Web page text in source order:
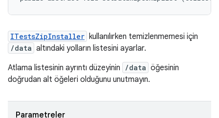
ITestsZipInstaller kullanılırken temizlenmemesi için
/data altındaki yolların listesini ayarlar.
Atlama listesinin ayrıntı düzeyinin
/data öğesinin
doğrudan alt öğeleri olduğunu unutmayın.
Parametreler